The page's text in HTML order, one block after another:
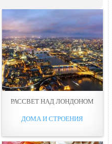
РАССВЕТ НАД ЛОНДОНОМ
ДОМА И СТРОЕНИЯ